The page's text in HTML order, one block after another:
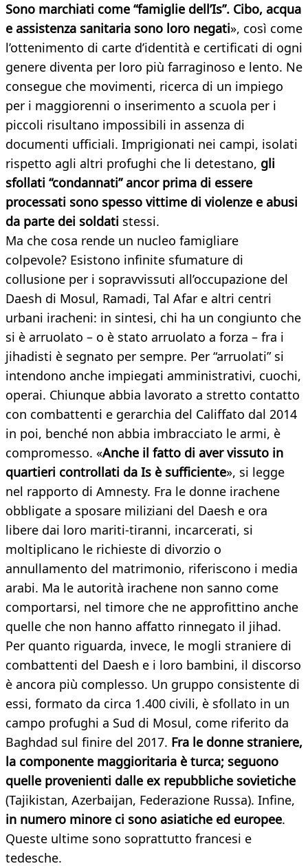
Sono marchiati come “famiglie dell’Is”. Cibo, acqua
e assistenza sanitaria sono loro negati», così come
l’ottenimento di carte d’identità e certificati di ogni
genere diventa per loro più farraginoso e lento. Ne
consegue che movimenti, ricerca di un impiego
per i maggiorenni o inserimento a scuola per i
piccoli risultano impossibili in assenza di
documenti ufficiali. Imprigionati nei campi, isolati
rispetto agli altri profughi che li detestano, gli
sfollati “condannati” ancor prima di essere
processati sono spesso vittime di violenze e abusi
da parte dei soldati stessi.
Ma che cosa rende un nucleo famigliare
colpevole? Esistono infinite sfumature di
collusione per i sopravvissuti all’occupazione del
Daesh di Mosul, Ramadi, Tal Afar e altri centri
urbani iracheni: in sintesi, chi ha un congiunto che
si è arruolato – o è stato arruolato a forza – fra i
jihadisti è segnato per sempre. Per “arruolati” si
intendono anche impiegati amministrativi, cuochi,
operai. Chiunque abbia lavorato a stretto contatto
con combattenti e gerarchia del Califfato dal 2014
in poi, benché non abbia imbracciato le armi, è
compromesso. «Anche il fatto di aver vissuto in
quartieri controllati da Is è sufficiente», si legge
nel rapporto di Amnesty. Fra le donne irachene
obbligate a sposare miliziani del Daesh e ora
libere dai loro mariti-tiranni, incarcerati, si
moltiplicano le richieste di divorzio o
annullamento del matrimonio, riferiscono i media
arabi. Ma le autorità irachene non sanno come
comportarsi, nel timore che ne approfittino anche
quelle che non hanno affatto rinnegato il jihad.
Per quanto riguarda, invece, le mogli straniere di
combattenti del Daesh e i loro bambini, il discorso
è ancora più complesso. Un gruppo consistente di
essi, formato da circa 1.400 civili, è sfollato in un
campo profughi a Sud di Mosul, come riferito da
Baghdad sul finire del 2017. Fra le donne straniere,
la componente maggioritaria è turca; seguono
quelle provenienti dalle ex repubbliche sovietiche
(Tajikistan, Azerbaijan, Federazione Russa). Infine,
in numero minore ci sono asiatiche ed europee.
Queste ultime sono soprattutto francesi e
tedesche.